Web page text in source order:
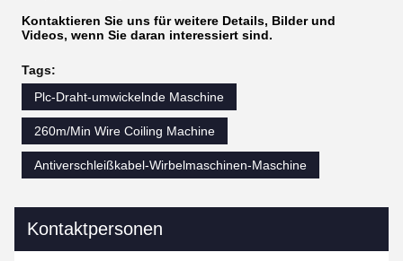
Kontaktieren Sie uns für weitere Details, Bilder und
Videos, wenn Sie daran interessiert sind.
Tags:
Plc-Draht-umwickelnde Maschine
260m/Min Wire Coiling Machine
Antiverschleißkabel-Wirbelmaschinen-Maschine
Kontaktpersonen